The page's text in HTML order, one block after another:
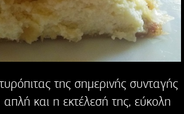
της σημερινής συνταγής
απλή και η εκτέλεσή της, εύκολη